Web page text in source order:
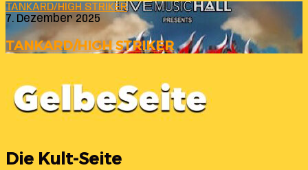
TANKARD/HIGH STRIKER
7. Dezember 2025
TANKARD/HIGH STRIKER
Die Kult-Seite